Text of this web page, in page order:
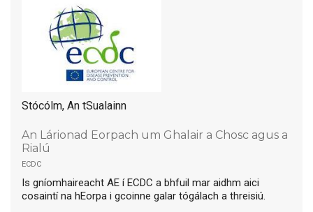
Stócólm, An tSualainn
An Lárionad Eorpach um Ghalair a Chosc agus a
Rialú
ecdc
Is gníomhaireacht AE í ECDC a bhfuil mar aidhm aici
cosaintí na hEorpa i gcoinne galar tógálach a threisiú.